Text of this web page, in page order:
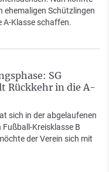
ehemaligen Schützlingen
A-Klasse schaffen.
SG
Rückkehr in die A-
sich in der abgelaufenen
Kreisklasse B
der Verein sich mit